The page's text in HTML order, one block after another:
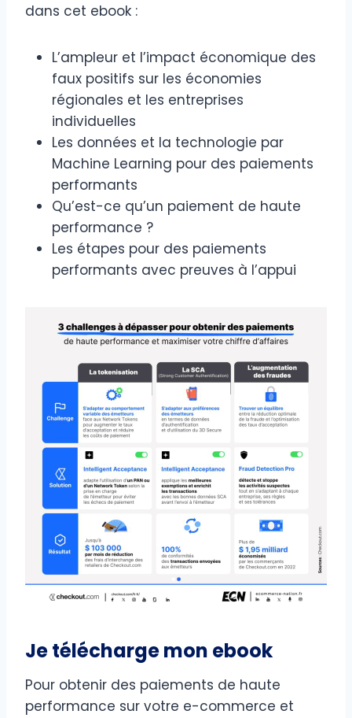
dans cet ebook :
L’ampleur et l’impact économique des
faux positifs sur les économies
régionales et les entreprises
individuelles
Les données et la technologie par
Machine Learning pour des paiements
performants
Qu’est-ce qu’un paiement de haute
performance ?
Les étapes pour des paiements
performants avec preuves à l’appui
Je télécharge mon ebook
Pour obtenir des paiements de haute
performance sur votre e-commerce et